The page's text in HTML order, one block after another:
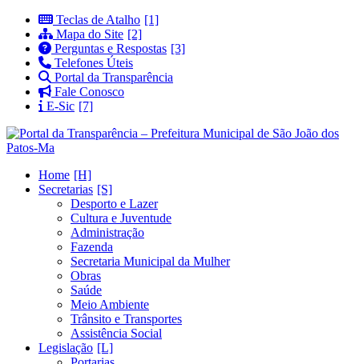
Teclas de Atalho
Mapa do Site
Perguntas e Respostas
Telefones Úteis
Portal da Transparência
Fale Conosco
E-Sic
Home
Secretarias
Desporto e Lazer
Cultura e Juventude
Administração
Fazenda
Secretaria Municipal da Mulher
Obras
Saúde
Meio Ambiente
Trânsito e Transportes
Assistência Social
Legislação